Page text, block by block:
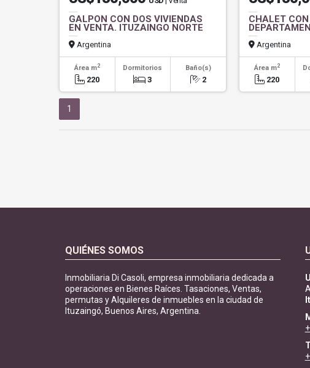
GALPON CON DOS VIVIENDAS
EN VENTA. ITUZAINGO NORTE
Argentina
Área m2
220
Dormitorios
3
Baño(s)
2
CHALET
Argentina
Área m2
220
1
QUIÉNES SOMOS
Inmobiliaria Di Casoli, empresa inmobiliaria dedicada a
operaciones en Bienes Raíces. Tasaciones, Ventas,
permutas y Alquileres de inmuebles en la ciudad de
Ituzaingó, Buenos Aires, Argentina.